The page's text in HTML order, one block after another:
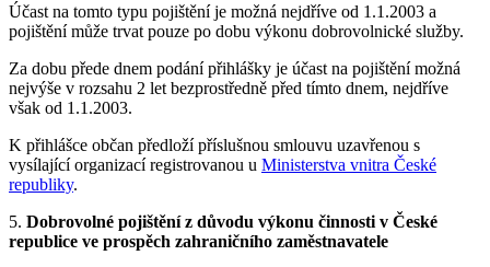
Účast na tomto typu pojištění je možná nejdříve od 1.1.2003 a
pojištění může trvat pouze po dobu výkonu dobrovolnické služby.
Za dobu přede dnem podání přihlášky je účast na pojištění možná
nejvýše v rozsahu 2 let bezprostředně před tímto dnem, nejdříve
však od 1.1.2003.
K přihlášce občan předloží příslušnou smlouvu uzavřenou s
vysílající organizací registrovanou u Ministerstva vnitra České
republiky.
5. Dobrovolné pojištění z důvodu výkonu činnosti v České
republice ve prospěch zahraničního zaměstnavatele